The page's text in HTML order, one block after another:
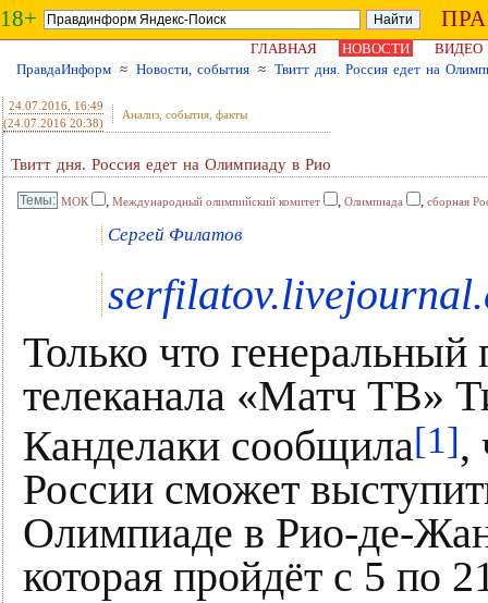
18+
ГЛАВНАЯ НОВОСТИ
ВИДЕО
ПравдаИнформ ≈ Новости, события ≈ Твитт дня. Россия едет на
24.07.2016 , 16:49
(24.07.2016 20:38)
Анализ, события, факты
Твитт дня. Россия едет на Олимпиаду в Рио
МОК , Международный олимпийский комитет , Олимпиада , сборная
Сергей Филатов
Только что
телеканала «Матч ТВ»
Канделаки сообщила[1],
России сможет
Олимпиаде в Рио-де-
которая пройдёт с 5 по